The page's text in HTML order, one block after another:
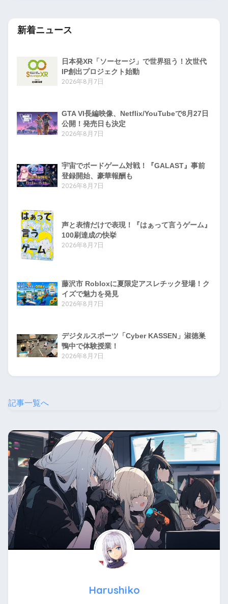
新着ニュース
日本発XR「ソーセージ」で世界狙う！次世代
IP創出プロジェクト始動
2026年8月7日
GTA VI長編映像、Netflix/YouTubeで8月27日
公開！発売日も決定
2026年8月7日
宇宙でボードゲーム対戦！『GALAST』事前
登録開始、豪華報酬も
2026年8月7日
声と表情だけで表現！『はぁって言うゲーム』
100刷達成の快挙
2026年8月7日
藤沢市 Robloxに夏限定アスレチック登場！ク
イズで魅力を発見
2026年8月7日
デジタルスポーツ「Cyber KASSEN」淑徳巣
鴨中で体験授業！
2026年8月7日
記事一覧へ
Harushiko